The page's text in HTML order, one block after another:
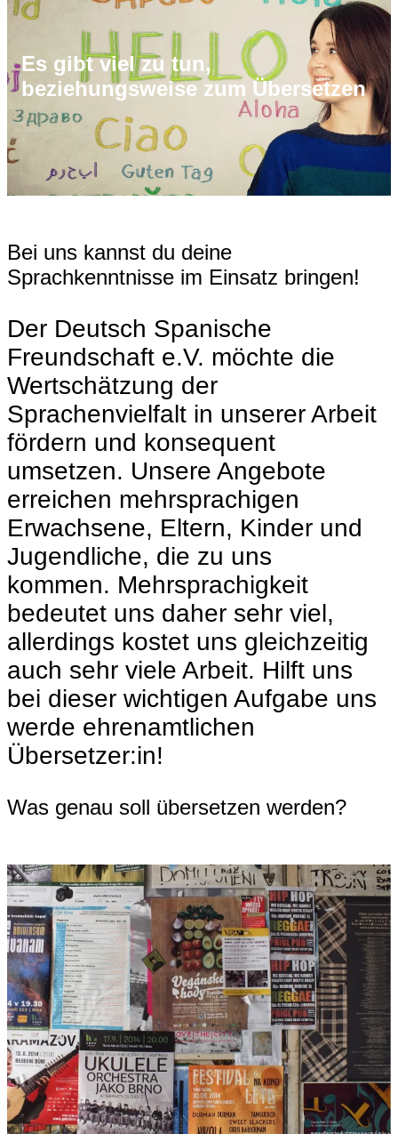
Es gibt viel zu tun,
beziehungsweise zum Übersetzen
Bei uns kannst du deine
Sprachkenntnisse im Einsatz bringen!
Der Deutsch Spanische
Freundschaft e.V. möchte die
Wertschätzung der
Sprachenvielfalt in unserer Arbeit
fördern und konsequent
umsetzen. Unsere Angebote
erreichen mehrsprachigen
Erwachsene, Eltern, Kinder und
Jugendliche, die zu uns
kommen. Mehrsprachigkeit
bedeutet uns daher sehr viel,
allerdings kostet uns gleichzeitig
auch sehr viele Arbeit. Hilft uns
bei dieser wichtigen Aufgabe uns
werde ehrenamtlichen
Übersetzer:in!
Was genau soll übersetzen werden?